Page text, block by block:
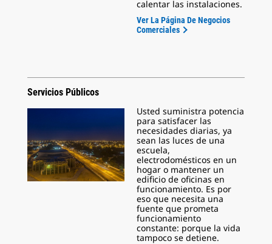
calentar las instalaciones.
Ver La Página De Negocios
Comerciales
Servicios Públicos
Usted suministra potencia
para satisfacer las
necesidades diarias, ya
sean las luces de una
escuela,
electrodomésticos en un
hogar o mantener un
edificio de oficinas en
funcionamiento. Es por
eso que necesita una
fuente que prometa
funcionamiento
constante: porque la vida
tampoco se detiene.